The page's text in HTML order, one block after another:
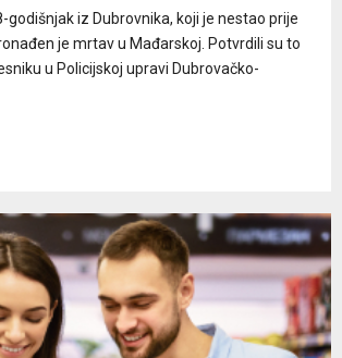
godišnjak iz Dubrovnika, koji je nestao prije
je mrtav u Mađarskoj. Potvrdili su to
u Policijskoj upravi Dubrovačko-